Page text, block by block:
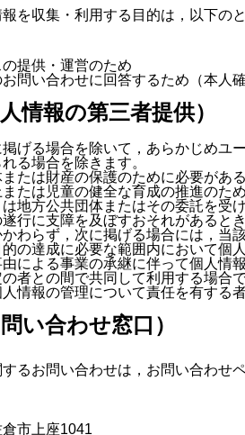
を収集・利用する目的は，以下のと
提供・運営のため
問い合わせに回答するため（本人
情報の第三者提供）
げる場合を除いて，あらかじめユ
る場合を除きます。
たは財産の保護のために必要があ
たは児童の健全な育成の推進のた
地方公共団体またはその委託を受
行に支障を及ぼすおそれがあるとき
わらず，次に掲げる場合には，当
の達成に必要な範囲内において個
による事業の承継に伴って個人情
者との間で共同して利用する場合
情報の管理について責任を有する
い合わせ窓口）
るお問い合わせは，お問い合わせ
市上座1041